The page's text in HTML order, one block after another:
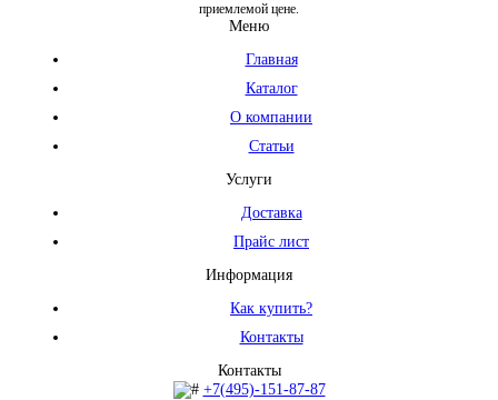
приемлемой цене.
Меню
Главная
Каталог
О компании
Статьи
Услуги
Доставка
Прайс лист
Информация
Как купить?
Контакты
Контакты
+7(495)-151-87-87